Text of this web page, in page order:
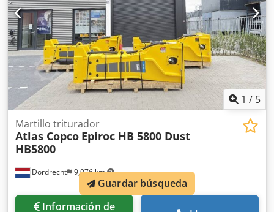
1 / 5
Dordrecht 9,076 km
Martillo triturador
Atlas Copco Epiroc HB 5800 Dust
HB5800
Información de
Guardar búsqueda